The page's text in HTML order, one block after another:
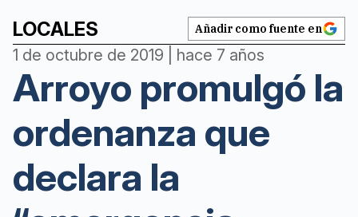
LOCALES Añadir como fuente en
1 de octubre de 2019 | hace 7 años
Arroyo promulgó la
ordenanza que
declara la